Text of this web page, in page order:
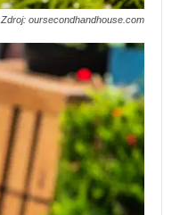
Zdroj: oursecondhandhouse.com